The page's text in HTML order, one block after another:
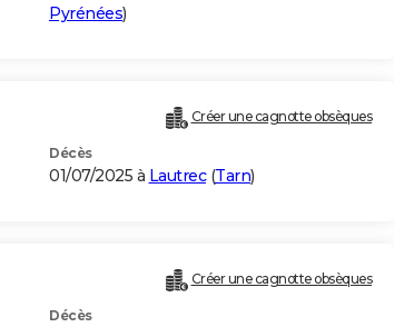
Pyrénées)
Créer une cagnotte obsèques
Décès
01/07/2025 à Lautrec(Tarn)
Créer une cagnotte obsèques
Décès